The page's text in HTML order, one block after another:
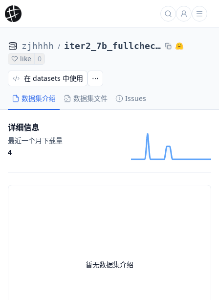
zjhhhh / iter2_7b_fullcheck_gap_0.17_scores_base_26
like 0
数据集介绍 数据集文件 Issues
在 datasets 中使用
暂无数据集介绍
详细信息
最近一个月下载量
4